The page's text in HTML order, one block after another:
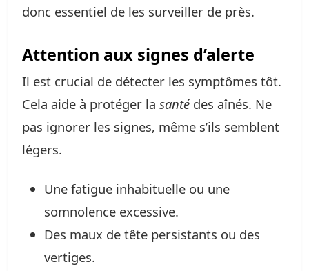
donc essentiel de les surveiller de près.
Attention aux signes d’alerte
Il est crucial de détecter les symptômes tôt.
Cela aide à protéger la santé des aînés. Ne
pas ignorer les signes, même s’ils semblent
légers.
Une fatigue inhabituelle ou une
somnolence excessive.
Des maux de tête persistants ou des
vertiges.